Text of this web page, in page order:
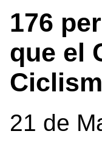
176
que el
21 de